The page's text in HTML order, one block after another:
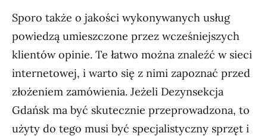
Sporo także o jakości wykonywanych usług
powiedzą umieszczone przez wcześniejszych
klientów opinie. Te łatwo można znaleźć w sieci
internetowej, i warto się z nimi zapoznać przed
złożeniem zamówienia. Jeżeli Dezynsekcja
Gdańsk ma być skutecznie przeprowadzona, to
użyty do tego musi być specjalistyczny sprzęt i